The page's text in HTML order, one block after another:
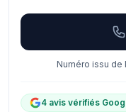
Numéro issu de
4 avis vérifiés